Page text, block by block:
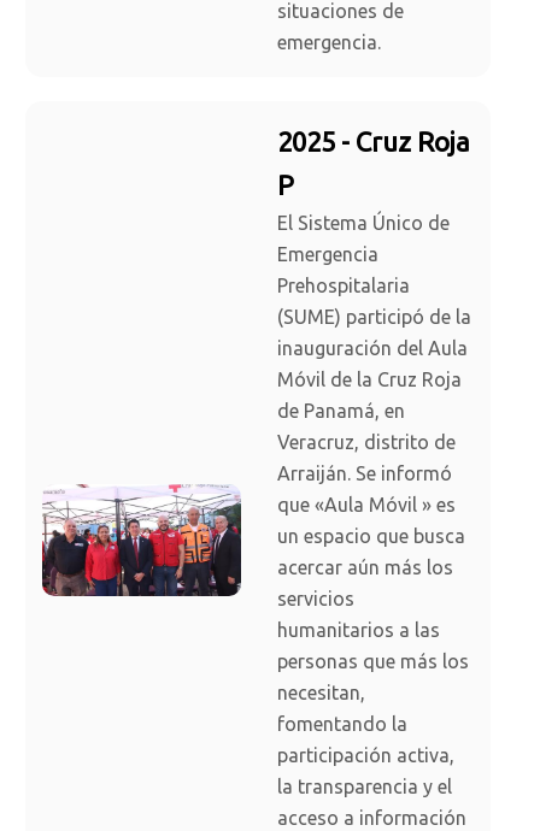
situaciones de
emergencia.
2025 - Cruz Roja
P
El Sistema Único de
Emergencia
Prehospitalaria
(SUME) participó de la
inauguración del Aula
Móvil de la Cruz Roja
de Panamá, en
Veracruz, distrito de
Arraiján. Se informó
que «Aula Móvil » es
un espacio que busca
acercar aún más los
servicios
humanitarios a las
personas que más los
necesitan,
fomentando la
participación activa,
la transparencia y el
acceso a información